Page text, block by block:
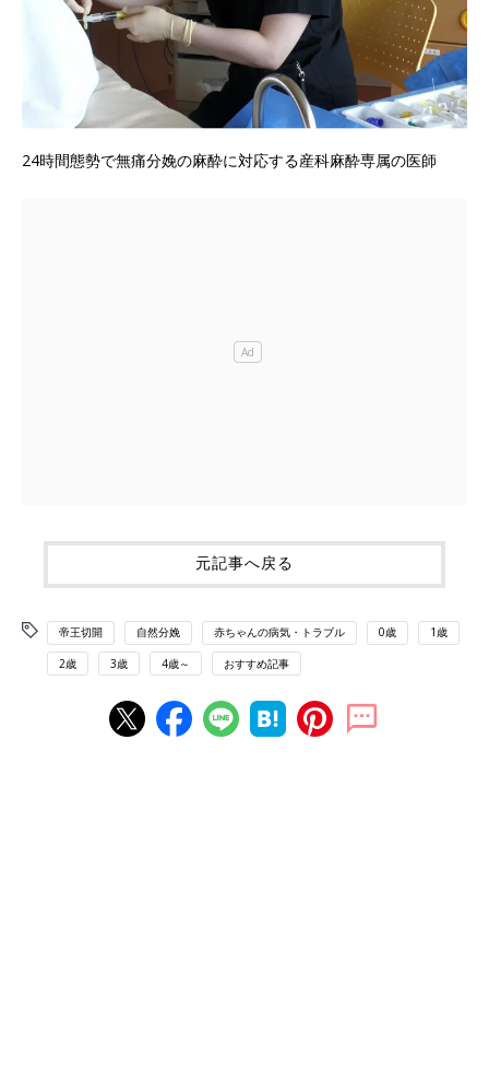
24時間態勢で無痛分娩の麻酔に対応する産科麻酔専属の医師
元記事へ戻る
帝王切開 自然分娩 赤ちゃんの病気・トラブル 0歳 1歳
2歳 3歳 4歳～ おすすめ記事